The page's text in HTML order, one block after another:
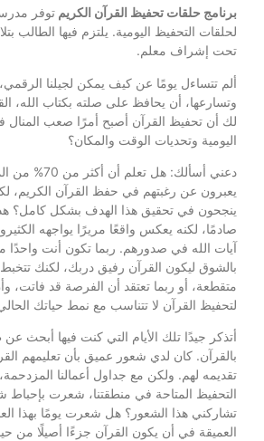
برنامج حلقات تحفيظ القرآن الكريم توفر
لحلقات التحفيظ اليومية. يلتزم فيها الطالب
تحت إشراف معلم.
ألم تتساءل يومًا عن كيف يمكن لجيلنا
وتسارعها، أن يحافظ على صلته بكتاب الله،
لك أن تحفيظ القرآن أصبح أمرًا صعب المنال
اليومية وتحديات الوقت والمكان؟
دعني أسألك: هل
ينجحون في تحقيق هذا الهدف بشكل كامل؟
صادمًا، لكنه يعكس واقعًا مريرًا يواجهه
آيات الله في صدورهم. ربما تكون أنت واحدًا
بالشوق ليكون القرآن رفيق دربك، لكنك
متقطعة، أو ربما تعتقد أن الفرصة قد فاتت،
لتحفيظ القرآن لا تتناسب مع نمط حياتك
أتذكر جيدًا تلك الأيام التي كنت فيها أبحث
بالقرآن. كان لدي شعور عميق بأن تعليمهم
تقديمه لهم. ولكن مع جداول أعمالنا
التحفيظ المتاحة في منطقتنا، شعرت بإحباط
تشاركني هذا الشعور؟ هل شعرت يومًا بهذا
العميقة في أن يكون القرآن جزءًا أصيلًا من